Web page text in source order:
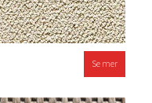
Se mer